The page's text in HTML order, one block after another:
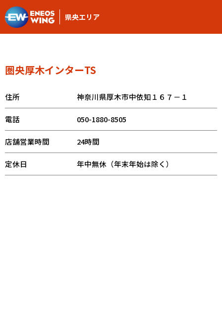
県央エリア
圏央厚木インターTS
住所 神奈川県厚木市中依知１６７－１
電話 050-1880-8505
店舗営業時間 24時間
定休日 年中無休（年末年始は除く）